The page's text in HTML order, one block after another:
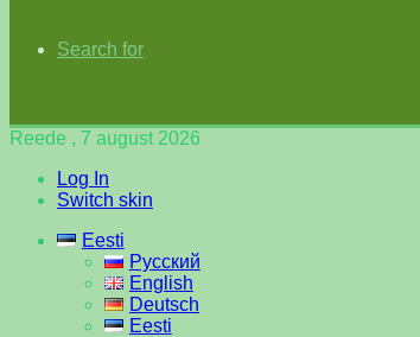
Search for
Reede , 7 august 2026
Log In
Switch skin
Eesti
Русский
English
Deutsch
Eesti